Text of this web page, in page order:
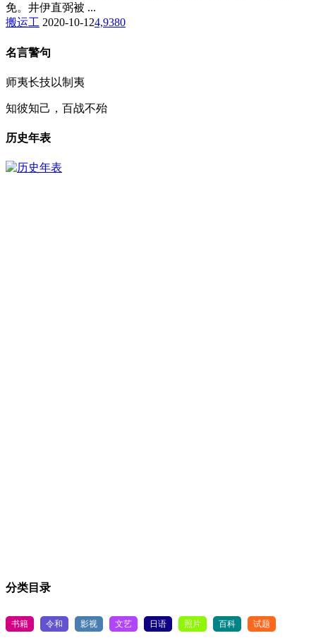
免。井伊直弼被 ...
搬运工 2020-10-124,9380
名言警句
师夷长技以制夷
知彼知己，百战不殆
历史年表
分类目录
书籍 令和 影视 文艺 日语 照片 百科 试题